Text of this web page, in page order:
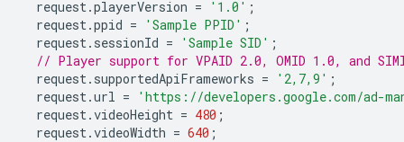
request.playerVersion = '1.0' ;
request.ppid = 'Sample PPID' ;
request. sessionId = 'Sample SID' ;
// Player support for VPAID 2.0, OMID 1.0, and
request. supportedApiFrameworks = '2,7,9' ;
request.url =
'https://developers.google.com/ad-
request.videoHeight = 480 ;
request.videoWidth = 640 ;